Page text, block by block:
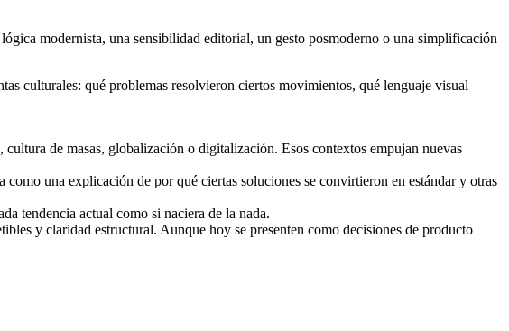
modernista, una sensibilidad editorial, un gesto posmoderno o una simplificación
culturales: qué problemas resolvieron ciertos movimientos, qué lenguaje visual
de masas, globalización o digitalización. Esos contextos empujan nuevas
una explicación de por qué ciertas soluciones se convirtieron en estándar y otras
tendencia actual como si naciera de la nada.
y claridad estructural. Aunque hoy se presenten como decisiones de producto